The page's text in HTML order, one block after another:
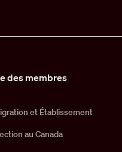
des membres
et Établissement
au Canada